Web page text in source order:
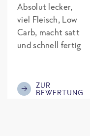
Absolut lecker,
viel Fleisch, Low
Carb, macht satt
und schnell fertig
ZUR
BEWERTUNG